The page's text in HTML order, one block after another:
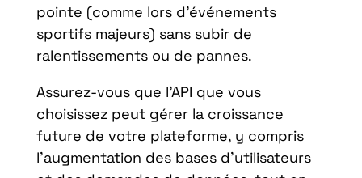
pointe (comme lors d’événements
sportifs majeurs) sans subir de
ralentissements ou de pannes.
Assurez-vous que l’API que vous
choisissez peut gérer la croissance
future de votre plateforme, y compris
l’augmentation des bases d’utilisateurs